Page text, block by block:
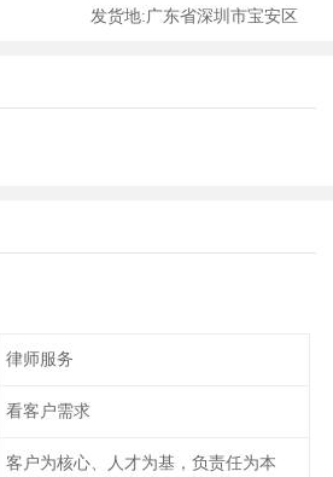
发货地:广东省深圳市宝安区
律师服务
看客户需求
客户为核心、人才为基，负责任为本